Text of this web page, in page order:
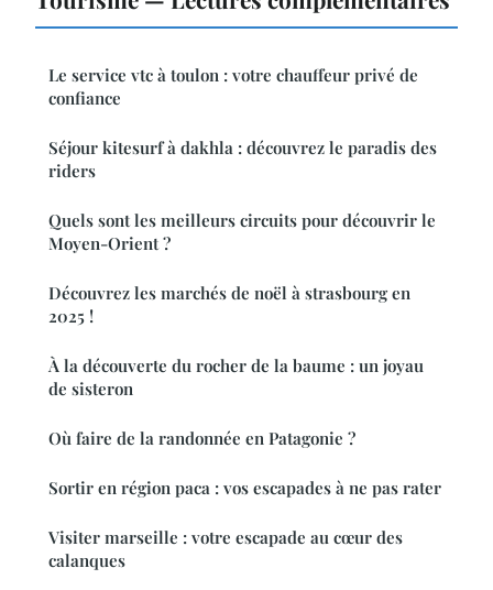
Le service vtc à toulon : votre chauffeur privé de
confiance
Séjour kitesurf à dakhla : découvrez le paradis des
riders
Quels sont les meilleurs circuits pour découvrir le
Moyen-Orient ?
Découvrez les marchés de noël à strasbourg en
2025 !
À la découverte du rocher de la baume : un joyau
de sisteron
Où faire de la randonnée en Patagonie ?
Sortir en région paca : vos escapades à ne pas rater
Visiter marseille : votre escapade au cœur des
calanques